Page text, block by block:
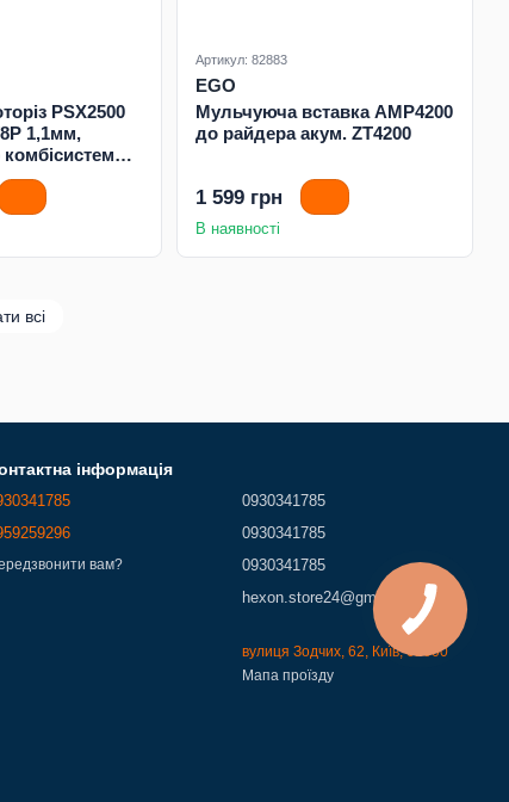
PSX2500
1,1мм,
Артикул: 82883
EGO
Мульчуюча вставка AMP4200
до райдера акум. ZT4200
1 599 грн
В наявності
всі
інформація
вам?
0930341785
0930341785
0930341785
hexon.store24@gmail.com
вулиця Зодчих, 62, Київ, 02000
Мапа проїзду